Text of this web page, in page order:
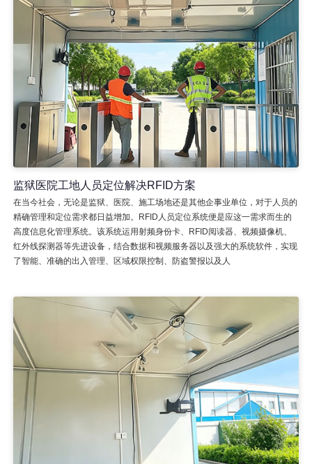
监狱医院工地人员定位解决RFID方案
在当今社会，无论是监狱、医院、施工场地还是其他企事业单位，对于人员的
精确管理和定位需求都日益增加。RFID人员定位系统便是应这一需求而生的
高度信息化管理系统。该系统运用射频身份卡、RFID阅读器、视频摄像机、
红外线探测器等先进设备，结合数据和视频服务器以及强大的系统软件，实现
了智能、准确的出入管理、区域权限控制、防盗警报以及人